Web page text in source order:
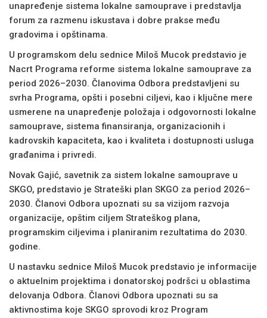
unapređenje sistema lokalne samouprave i predstavlja
forum za razmenu iskustava i dobre prakse među
gradovima i opštinama.
U programskom delu sednice Miloš Mucok predstavio je
Nacrt Programa reforme sistema lokalne samouprave za
period 2026–2030. Članovima Odbora predstavljeni su
svrha Programa, opšti i posebni ciljevi, kao i ključne mere
usmerene na unapređenje položaja i odgovornosti lokalne
samouprave, sistema finansiranja, organizacionih i
kadrovskih kapaciteta, kao i kvaliteta i dostupnosti usluga
građanima i privredi.
Novak Gajić, savetnik za sistem lokalne samouprave u
SKGO, predstavio je Strateški plan SKGO za period 2026–
2030. Članovi Odbora upoznati su sa vizijom razvoja
organizacije, opštim ciljem Strateškog plana,
programskim ciljevima i planiranim rezultatima do 2030.
godine.
U nastavku sednice Miloš Mucok predstavio je informacije
o aktuelnim projektima i donatorskoj podršci u oblastima
delovanja Odbora. Članovi Odbora upoznati su sa
aktivnostima koje SKGO sprovodi kroz Program